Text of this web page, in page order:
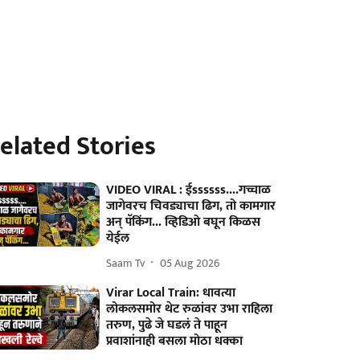
Stories
VIDEO VIRAL : ईssssss....गच्चाळ
जागेवरच चिवड्याचा ढिग, तो कामगार
अन् पॅकिंग... व्हिडिओ बघून किळस
येईल
Saam Tv 05 Aug 2026
Virar Local Train: धावत्या
लोकलसमोर थेट रुळांवर उभा राहिला
तरुण, पुढे जे घडलं ते पाहून
प्रवाशांनाही बसला मोठा धक्का